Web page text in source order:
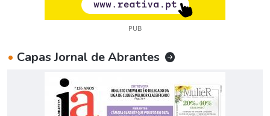
PUB
• Capas Jornal de Abrantes